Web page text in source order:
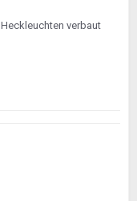
verbaut